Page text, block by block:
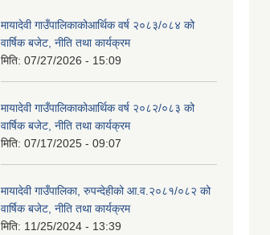
मायादेवी गाउँपालिकाकोआर्थिक वर्ष २०८३/०८४ को
वार्षिक बजेट, नीति तथा कार्यक्रम
मिति: 07/27/2026 - 15:09
मायादेवी गाउँपालिकाकोआर्थिक वर्ष २०८२/०८३ को
वार्षिक बजेट, नीति तथा कार्यक्रम
मिति: 07/17/2025 - 09:07
मायादेवी गाउँपालिका, रुपन्देहीको आ.व.२०८१/०८२ को
वार्षिक बजेट, नीति तथा कार्यक्रम
मिति: 11/25/2024 - 13:39